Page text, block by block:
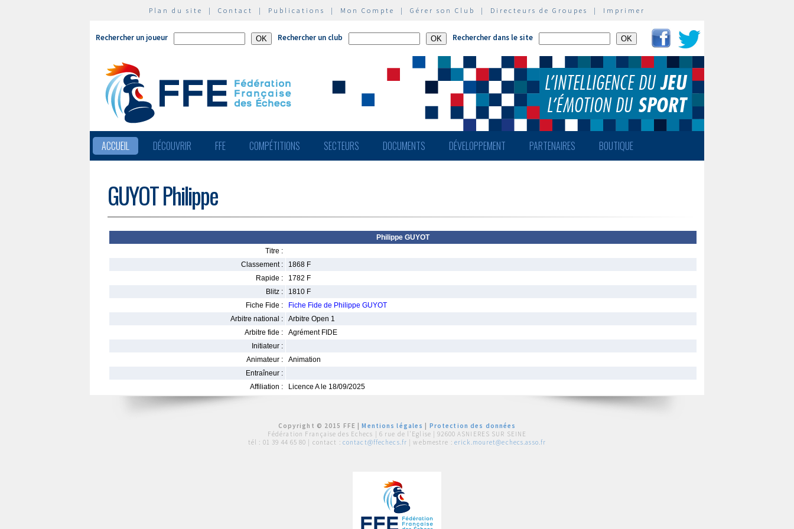
Plan du site | Contact | Publications | Mon Compte | Gérer son Club | Directeurs de Groupes | Imprimer
Rechercher un joueur Rechercher un club Rechercher dans le site
ACCUEIL DÉCOUVRIR FFE COMPÉTITIONS SECTEURS DOCUMENTS DÉVELOPPEMENT PARTENAIRES BOUTIQUE
GUYOT Philippe
Philippe GUYOT
Titre :
Classement :
1868 F
Rapide :
1782 F
Blitz :
1810 F
Fiche Fide :
Fiche Fide de Philippe GUYOT
Arbitre national :
Arbitre Open 1
Arbitre fide :
Agrément FIDE
Initiateur :
Animateur :
Animation
Entraîneur :
Affiliation :
Licence A le 18/09/2025
Copyright © 2015 FFE |Mentions légales
Protection des données
Fédération Française des Echecs | 6 rue de l'Eglise | 92600 ASNIERES SUR SEINE
tél : 01 39 44 65 80 | contact : contact@ffechecs.fr | webmestre : erick.mouret@echecs.asso.fr